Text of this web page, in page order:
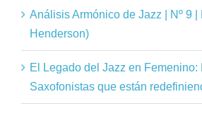
Análisis Armónico de Jazz | Nº 9
Henderson)
El Legado del Jazz en Femenino:
Saxofonistas que están